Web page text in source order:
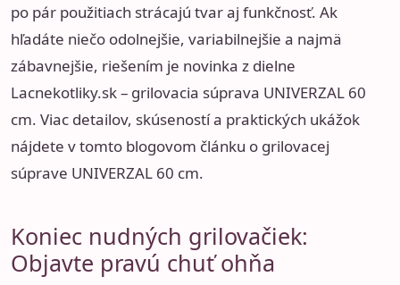
po pár použitiach strácajú tvar aj funkčnosť. Ak
hľadáte niečo odolnejšie, variabilnejšie a najmä
zábavnejšie, riešením je novinka z dielne
Lacnekotliky.sk – grilovacia súprava UNIVERZAL 60
cm. Viac detailov, skúseností a praktických ukážok
nájdete vtomto blogovom článku o grilovacej
súprave UNIVERZAL 60 cm.
Koniec nudných grilovačiek:
Objavte pravú chuť ohňa